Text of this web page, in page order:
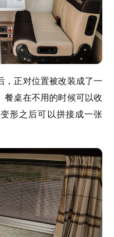
，正对位置被改装成了一
餐桌在不用的时候可以收
形之后可以拼接成一张